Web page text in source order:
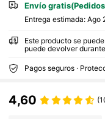
Envío
Entrega estimada: Ago
Este producto se
puede devolver
Pagos seguros ·
4,60